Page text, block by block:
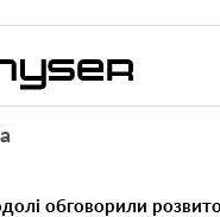
обговорили